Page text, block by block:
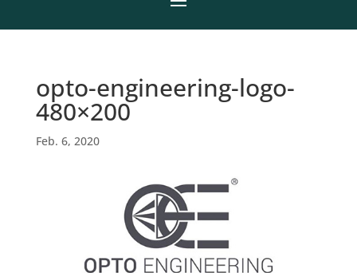
opto-engineering-logo-
480×200
Feb. 6, 2020